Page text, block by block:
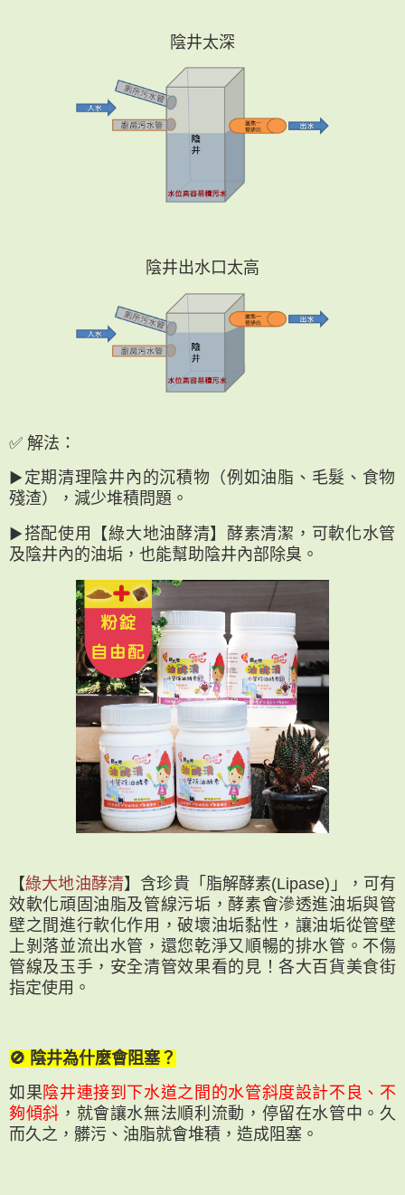
陰井太深
陰井出水口太高
✅ 解法：
▶︎定期清理陰井內的沉積物（例如油脂、毛髮、食物
殘渣），減少堆積問題。
▶︎搭配使用【綠大地油酵清】酵素清潔，可軟化水管
及陰井內的油垢，也能幫助陰井內部除臭。
【綠大地油酵清】含珍貴「脂解酵素(Lipase)」，可有
效軟化頑固油脂及管線污垢，酵素會滲透進油垢與管
壁之間進行軟化作用，破壞油垢黏性，讓油垢從管壁
上剝落並流出水管，還您乾淨又順暢的排水管。不傷
管線及玉手，安全清管效果看的見！各大百貨美食街
指定使用。
🚫 陰井為什麼會阻塞？
如果 陰井連接到下水道之間的水管斜度設計不良、不
夠傾斜 ，就會讓水無法順利流動，停留在水管中。久
而久之，髒污、油脂就會堆積，造成阻塞。